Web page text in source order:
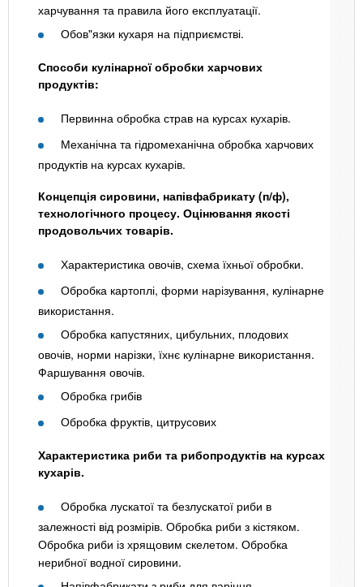
харчування та правила його експлуатації.
Обов"язки кухаря на підприємстві.
Способи кулінарної обробки харчових
продуктів:
Первинна обробка страв на курсах кухарів.
Механічна та гідромеханічна обробка харчових
продуктів на курсах кухарів.
Концепція сировини, напівфабрикату (п/ф),
технологічного процесу. Оцінювання якості
продовольчих товарів.
Характеристика овочів, схема їхньої обробки.
Обробка картоплі, форми нарізування, кулінарне
використання.
Обробка капустяних, цибульних, плодових
овочів, норми нарізки, їхнє кулінарне використання.
Фаршування овочів.
Обробка грибів
Обробка фруктів, цитрусових
Характеристика риби та рибопродуктів на курсах
кухарів.
Обробка лускатої та безлускатої риби в
залежності від розмірів. Обробка риби з кістяком.
Обробка риби із хрящовим скелетом. Обробка
нерибної водної сировини.